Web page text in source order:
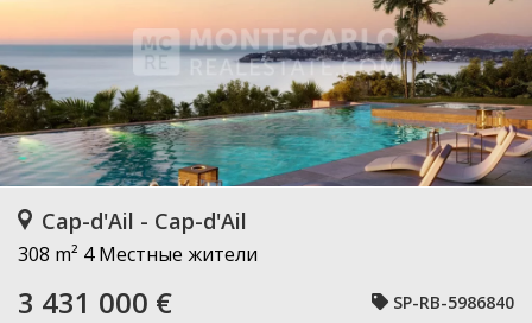
Cap-d'Ail - Cap-d'Ail
308 m² 4 Местные жители
3 431 000 € SP-RB-5986840